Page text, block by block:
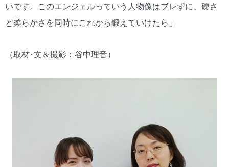
いです。このエンジェルっていう人物像はブレずに、硬さ
と柔らかさを同時にこれから鍛えていけたら」
（取材･文＆撮影：谷中理音）